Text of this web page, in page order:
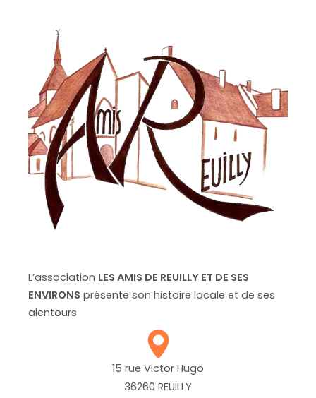
L’association LES AMIS DE REUILLY ET DE SES
ENVIRONS présente son histoire locale et de ses
alentours
15 rue Victor Hugo
36260 REUILLY